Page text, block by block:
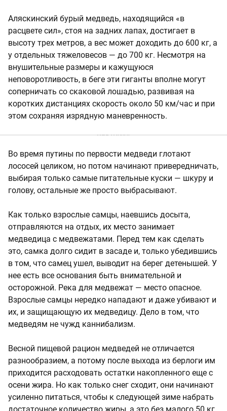
Аляскинский бурый медведь, находящийся «в
расцвете сил», стоя на задних лапах, достигает в
высоту трех метров, а вес может доходить до 600 кг, а
у отдельных тяжеловесов — до 700 кг. Несмотря на
внушительные размеры и кажущуюся
неповоротливость, в беге эти гиганты вполне могут
соперничать со скаковой лошадью, развивая на
коротких дистанциях скорость около 50 км/час и при
этом сохраняя изрядную маневренность.
Во время путины по первости медведи глотают
лососей целиком, но потом начинают привередничать,
выбирая только самые питательные куски — шкуру и
голову, остальные же просто выбрасывают.
Как только взрослые самцы, наевшись досыта,
отправляются на отдых, их место занимает
медведица с медвежатами. Перед тем как сделать
это, самка долго сидит в засаде и, только убедившись
в том, что самец ушел, выводит на берег детенышей. У
нее есть все основания быть внимательной и
осторожной. Река для медвежат — место опасное.
Взрослые самцы нередко нападают и даже убивают и
их, и защищающую их медведицу. Дело в том, что
медведям не чужд каннибализм.
Весной пищевой рацион медведей не отличается
разнообразием, а потому после выхода из берлоги им
приходится расходовать остатки накопленного еще с
осени жира. Но как только снег сходит, они начинают
усиленно питаться, чтобы к следующей зиме набрать